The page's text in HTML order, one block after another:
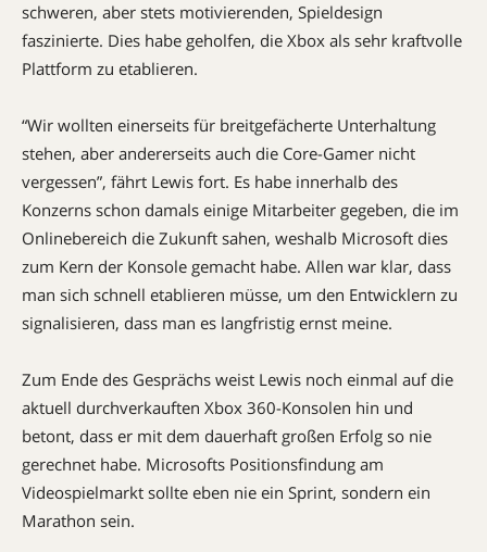
schweren, aber stets motivierenden, Spieldesign
faszinierte. Dies habe geholfen, die Xbox als sehr kraftvolle
Plattform zu etablieren.
“Wir wollten einerseits für breitgefächerte Unterhaltung
stehen, aber andererseits auch die Core-Gamer nicht
vergessen”, fährt Lewis fort. Es habe innerhalb des
Konzerns schon damals einige Mitarbeiter gegeben, die im
Onlinebereich die Zukunft sahen, weshalb Microsoft dies
zum Kern der Konsole gemacht habe. Allen war klar, dass
man sich schnell etablieren müsse, um den Entwicklern zu
signalisieren, dass man es langfristig ernst meine.
Zum Ende des Gesprächs weist Lewis noch einmal auf die
aktuell durchverkauften Xbox 360-Konsolen hin und
betont, dass er mit dem dauerhaft großen Erfolg so nie
gerechnet habe. Microsofts Positionsfindung am
Videospielmarkt sollte eben nie ein Sprint, sondern ein
Marathon sein.